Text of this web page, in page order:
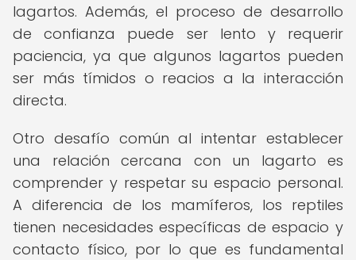
lagartos. Además, el proceso de desarrollo
de confianza puede ser lento y requerir
paciencia, ya que algunos lagartos pueden
ser más tímidos o reacios a la interacción
directa.
Otro desafío común al intentar establecer
una relación cercana con un lagarto es
comprender y respetar su espacio personal.
A diferencia de los mamíferos, los reptiles
tienen necesidades específicas de espacio y
contacto físico, por lo que es fundamental